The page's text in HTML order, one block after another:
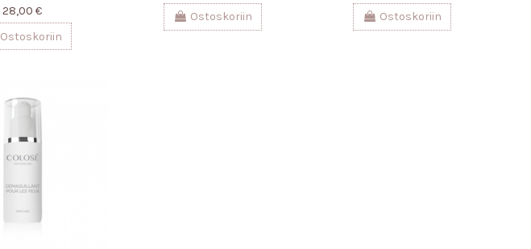
28,00 €
Ostoskoriin
Ostoskoriin
Ostoskoriin